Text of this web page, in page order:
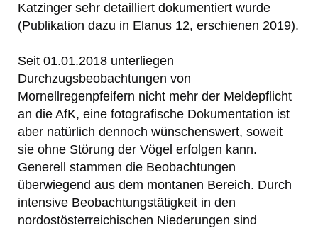
Katzinger sehr detailliert dokumentiert wurde
(Publikation dazu in Elanus 12, erschienen 2019).
Seit 01.01.2018 unterliegen
Durchzugsbeobachtungen von
Mornellregenpfeifern nicht mehr der Meldepflicht
an die AfK, eine fotografische Dokumentation ist
aber natürlich dennoch wünschenswert, soweit
sie ohne Störung der Vögel erfolgen kann.
Generell stammen die Beobachtungen
überwiegend aus dem montanen Bereich. Durch
intensive Beobachtungstätigkeit in den
nordostösterreichischen Niederungen sind